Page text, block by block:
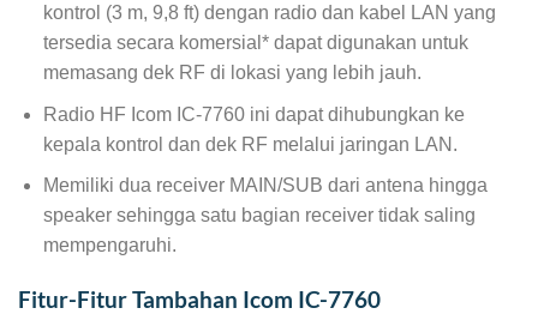
kontrol (3 m, 9,8 ft) dengan radio dan kabel LAN yang
tersedia secara komersial* dapat digunakan untuk
memasang dek RF di lokasi yang lebih jauh.
Radio HF Icom IC-7760 ini dapat dihubungkan ke
kepala kontrol dan dek RF melalui jaringan LAN.
Memiliki dua receiver MAIN/SUB dari antena hingga
speaker sehingga satu bagian receiver tidak saling
mempengaruhi.
Fitur-Fitur Tambahan Icom IC-7760